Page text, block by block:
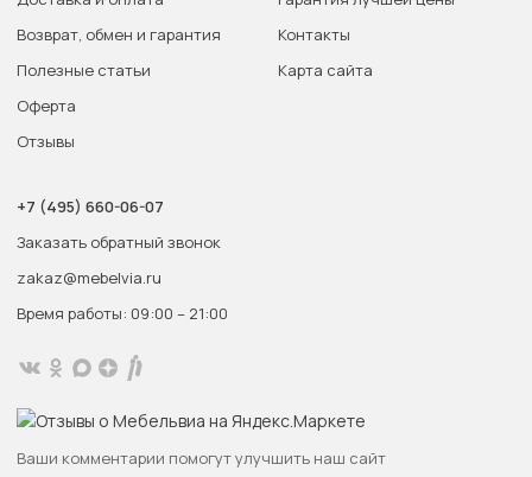
Возврат, обмен и гарантия
Полезные статьи
Оферта
Отзывы
Контакты
Карта сайта
+7 (495) 660-06-07
Заказать обратный звонок
zakaz@mebelvia.ru
Время работы: 09:00 – 21:00
Ваши комментарии помогут улучшить наш сайт